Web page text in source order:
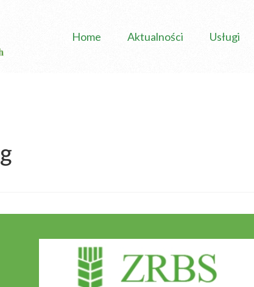
Home Aktualności Usługi